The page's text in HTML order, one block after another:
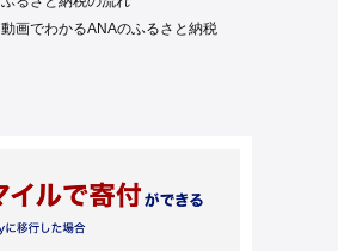
動画でわかるANAのふるさと納税